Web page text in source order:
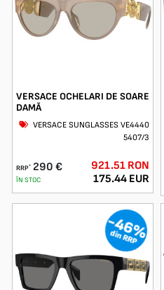
VERSACE OCHELARI DE SOARE
DAMĂ
VERSACE SUNGLASSES VE4440
5407/3
RRP* 290 €
ÎN STOC
921.51 RON
175.44 EUR
-46%
din RRP